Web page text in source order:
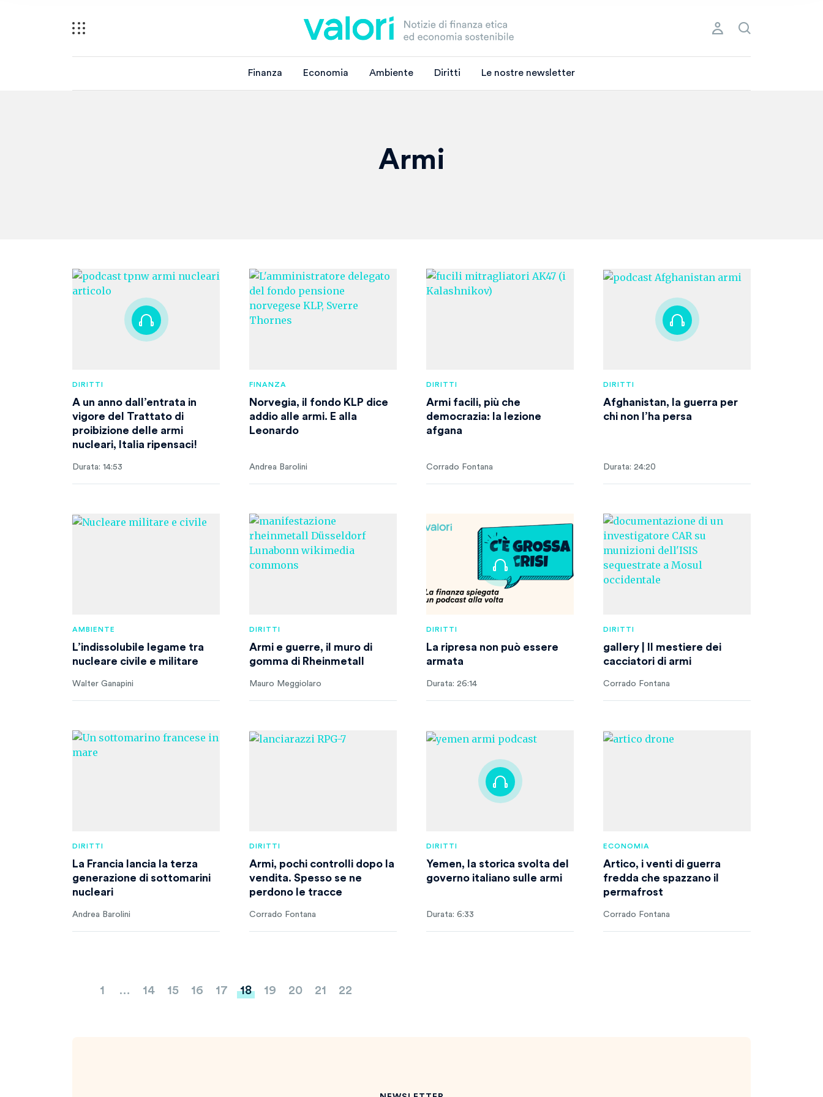
Finanza Economia Ambiente Diritti Le nostre newsletter
Armi
DIRITTI
A un anno dall’entrata in
vigore del Trattato di
proibizione delle armi
nucleari, Italia ripensaci!
Durata: 14:53
FINANZA
Norvegia, il fondo KLP dice
addio alle armi. E alla
Leonardo
Andrea Barolini
DIRITTI
Armi facili, più che
democrazia: la lezione
afgana
Corrado Fontana
DIRITTI
Afghanistan, la guerra per
chi non l’ha persa
Durata: 24:20
AMBIENTE
L’indissolubile legame tra
nucleare civile e militare
Walter Ganapini
DIRITTI
Armi e guerre, il muro di
gomma di Rheinmetall
Mauro Meggiolaro
DIRITTI
La ripresa non può essere
armata
Durata: 26:14
DIRITTI
gallery | Il mestiere dei
cacciatori di armi
Corrado Fontana
DIRITTI
La Francia lancia la terza
generazione di sottomarini
nucleari
Andrea Barolini
DIRITTI
Armi, pochi controlli dopo la
vendita. Spesso se ne
perdono le tracce
Corrado Fontana
DIRITTI
Yemen, la storica svolta del
governo italiano sulle armi
Durata: 6:33
ECONOMIA
Artico, i venti di guerra
fredda che spazzano il
permafrost
Corrado Fontana
Paginazione
1 … 14 15 16 17 18 19 20 21 22